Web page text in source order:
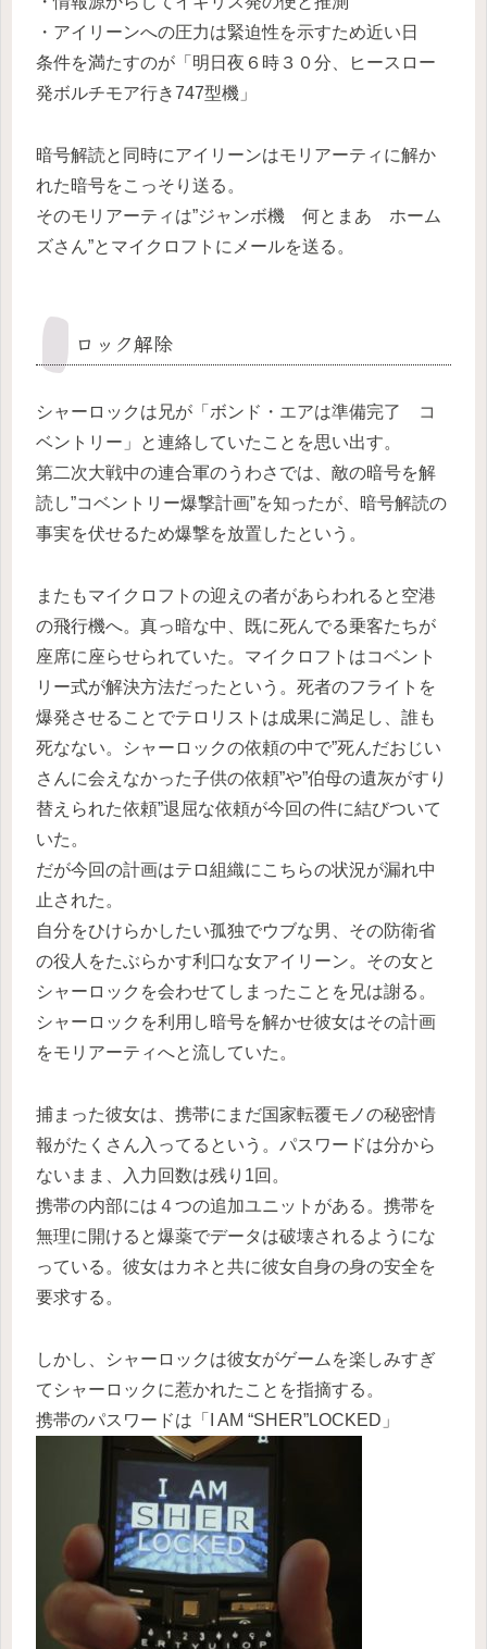
・アイリーンへの圧力は緊迫性を示すため近い日
条件を満たすのが「明日夜６時３０分、ヒースロー
発ボルチモア行き747型機」
暗号解読と同時にアイリーンはモリアーティに解か
れた暗号をこっそり送る。
そのモリアーティは”ジャンボ機 何とまあ ホーム
ズさん”とマイクロフトにメールを送る。
ロック解除
シャーロックは兄が「ボンド・エアは準備完了 コ
ベントリー」と連絡していたことを思い出す。
第二次大戦中の連合軍のうわさでは、敵の暗号を解
読し”コベントリー爆撃計画”を知ったが、暗号解読の
事実を伏せるため爆撃を放置したという。
またもマイクロフトの迎えの者があらわれると空港
の飛行機へ。真っ暗な中、既に死んでる乗客たちが
座席に座らせられていた。マイクロフトはコベント
リー式が解決方法だったという。死者のフライトを
爆発させることでテロリストは成果に満足し、誰も
死なない。シャーロックの依頼の中で”死んだおじい
さんに会えなかった子供の依頼”や”伯母の遺灰がすり
替えられた依頼”退屈な依頼が今回の件に結びついて
いた。
だが今回の計画はテロ組織にこちらの状況が漏れ中
止された。
自分をひけらかしたい孤独でウブな男、その防衛省
の役人をたぶらかす利口な女アイリーン。その女と
シャーロックを会わせてしまったことを兄は謝る。
シャーロックを利用し暗号を解かせ彼女はその計画
をモリアーティへと流していた。
捕まった彼女は、携帯にまだ国家転覆モノの秘密情
報がたくさん入ってるという。パスワードは分から
ないまま、入力回数は残り1回。
携帯の内部には４つの追加ユニットがある。携帯を
無理に開けると爆薬でデータは破壊されるようにな
っている。彼女はカネと共に彼女自身の身の安全を
要求する。
しかし、シャーロックは彼女がゲームを楽しみすぎ
てシャーロックに惹かれたことを指摘する。
携帯のパスワードは「I AM “SHER”LOCKED」